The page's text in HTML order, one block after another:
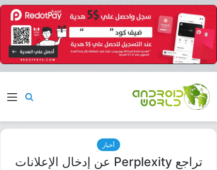
بحث
أخبار
تراجع Perplexity عن إدخال الإعلانات